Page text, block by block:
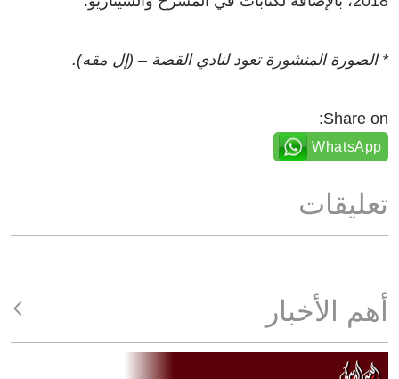
* الصورة المنشورة تعود لنادي القصة – (إل مقه).
Share on:
WhatsApp
تعليقات
أهم الأخبار